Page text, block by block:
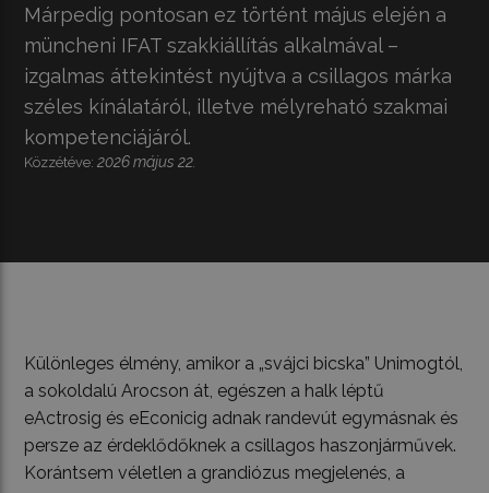
Márpedig pontosan ez történt május elején a
müncheni IFAT szakkiállítás alkalmával –
izgalmas áttekintést nyújtva a csillagos márka
széles kínálatáról, illetve mélyreható szakmai
kompetenciájáról.
Közzétéve:2026 május 22.
Különleges élmény, amikor a „svájci bicska” Unimogtól,
a sokoldalú Arocson át, egészen a halk léptű
eActrosig és eEconicig adnak randevút egymásnak és
persze az érdeklődőknek a csillagos haszonjárművek.
Korántsem véletlen a grandiózus megjelenés, a